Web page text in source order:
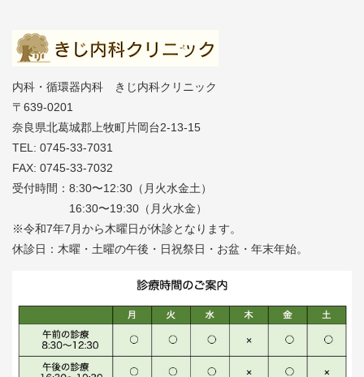
内科・循環器内科 きじ内科クリニック
〒639-0201
奈良県北葛城郡上牧町片岡台2-13-15
TEL: 0745-33-7031
FAX: 0745-33-7032
受付時間：8:30〜12:30（月火水金土）
16:30〜19:30（月火水金）
※令和7年7月から木曜日が休診となります。
休診日：木曜・土曜の午後・日祝祭日・お盆・年末年始。